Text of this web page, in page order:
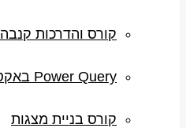
קורס והדרכות קנבה Canva
Power Query באקסל
קורס בניית מצגות